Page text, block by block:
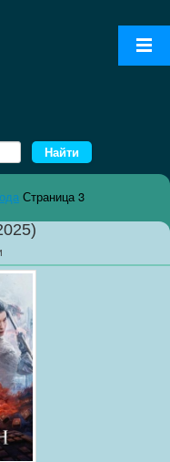
Страница 3